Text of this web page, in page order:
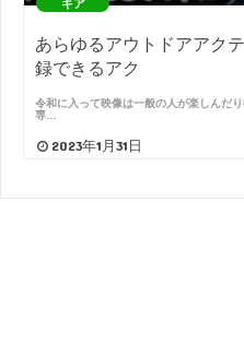
ギア
あらゆるアウトドアアク
録できるアク
令和に入って映像は一般の人が楽しんだ
専…
2023年1月31日